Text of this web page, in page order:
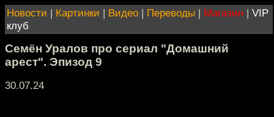
Новости | Картинки | Видео | Переводы | Магазин | VIP
клуб
Семён Уралов про сериал "Домашний
арест". Эпизод 9
30.07.24